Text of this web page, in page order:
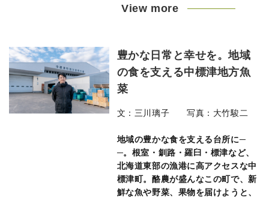
View more
豊かな日常と幸せを。地域
の食を支える中標津地方魚
菜
文：三川璃子 写真：大竹駿二
地域の豊かな食を支える台所に─
─。根室・釧路・羅臼・標津など、
北海道東部の漁港に高アクセスな中
標津町。酪農が盛んなこの町で、新
鮮な魚や野菜、果物を届けようと、